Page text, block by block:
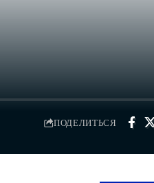
ПОДЕЛИТЬСЯ